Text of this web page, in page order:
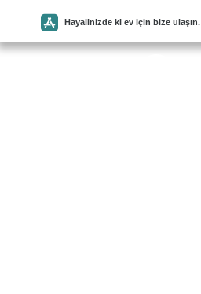
Hayalinizde ki ev için bize ulaşın.